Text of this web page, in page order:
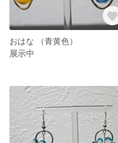
おはな （青黄色）
展示中